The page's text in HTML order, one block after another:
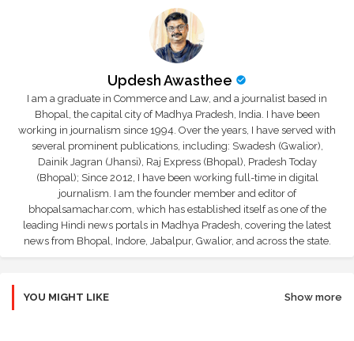
Updesh Awasthee
I am a graduate in Commerce and Law, and a journalist based in
Bhopal, the capital city of Madhya Pradesh, India. I have been
working in journalism since 1994. Over the years, I have served with
several prominent publications, including: Swadesh (Gwalior),
Dainik Jagran (Jhansi), Raj Express (Bhopal), Pradesh Today
(Bhopal); Since 2012, I have been working full-time in digital
journalism. I am the founder member and editor of
bhopalsamachar.com, which has established itself as one of the
leading Hindi news portals in Madhya Pradesh, covering the latest
news from Bhopal, Indore, Jabalpur, Gwalior, and across the state.
YOU MIGHT LIKE Show more